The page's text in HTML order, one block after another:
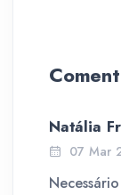
Natália
07 Mar